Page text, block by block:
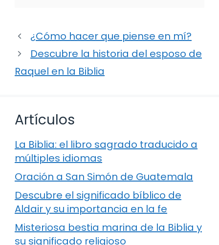
¿Cómo hacer que piense en mí?
Descubre la historia del esposo de
Raquel en la Biblia
Artículos
La Biblia: el libro sagrado traducido a
múltiples idiomas
Oración a San Simón de Guatemala
Descubre el significado bíblico de
Aldair y su importancia en la fe
Misteriosa bestia marina de la Biblia y
su significado religioso